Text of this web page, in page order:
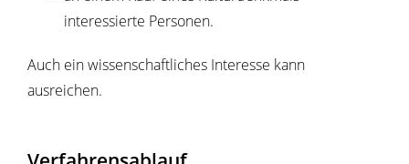
interessierte Personen.
Auch ein wissenschaftliches Interesse kann
ausreichen.